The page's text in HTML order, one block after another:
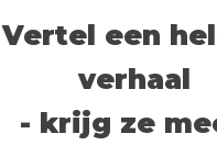
Vertel een
verhaal
- krijg ze